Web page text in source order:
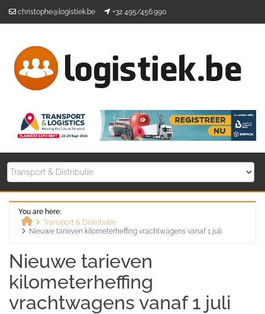
christophe@logistiek.be +32 495/456.990
You are here:
Home
Transport & Distributie
Nieuwe tarieven kilometerheffing vrachtwagens vanaf 1 juli
Nieuwe tarieven
kilometerheffing
vrachtwagens vanaf 1 juli